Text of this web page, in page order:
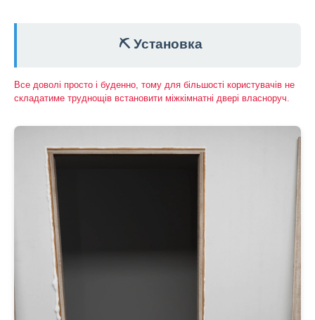
⛏️ Установка
Все доволі просто і буденно, тому для більшості користувачів не
складатиме труднощів встановити міжкімнатні двері власноруч.